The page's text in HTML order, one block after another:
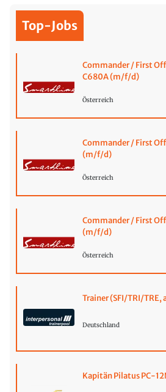
Top-Jobs
Commander / First
C680A (m/f/d)
Österreich
Commander / First
(m/f/d)
Österreich
Commander / First
(m/f/d)
Österreich
Trainer (SFI/TRI/TRE,
Deutschland
Kapitän Pilatus PC-